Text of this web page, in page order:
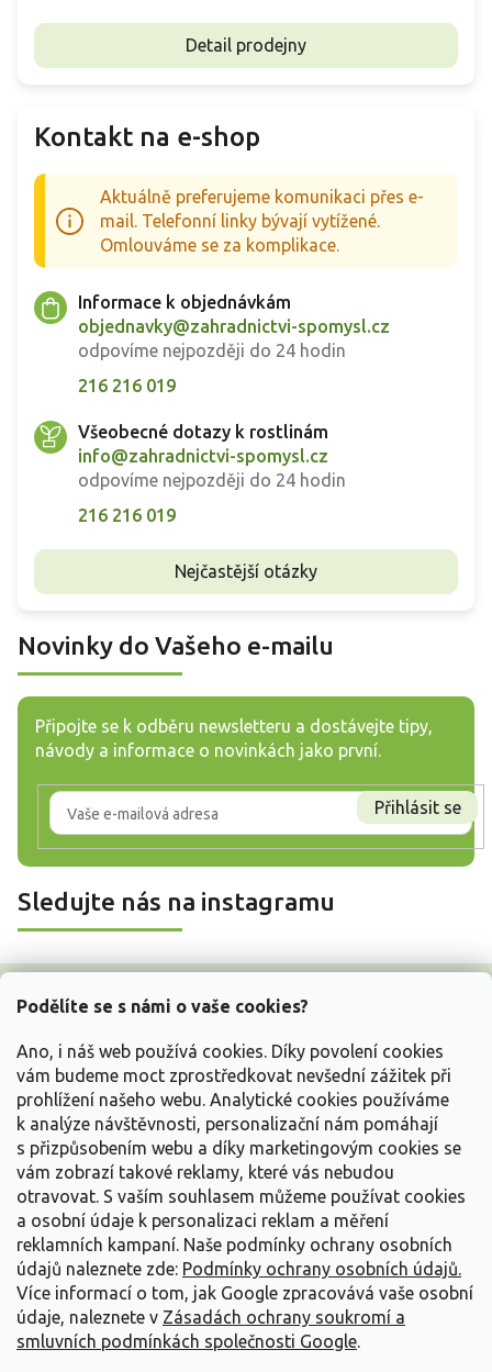
Podělíte se s námi o vaše cookies?
Ano, i náš web používá cookies. Díky povolení cookies
vám budeme moct zprostředkovat nevšední zážitek při
prohlížení našeho webu. Analytické cookies používáme
k analýze návštěvnosti, personalizační nám pomáhají
s přizpůsobením webu a díky marketingovým cookies se
vám zobrazí takové reklamy, které vás nebudou
otravovat. S vaším souhlasem můžeme používat cookies
a osobní údaje k personalizaci reklam a měření
reklamních kampaní. Naše podmínky ochrany osobních
údajů naleznete zde: Podmínky ochrany osobních údajů.
Více informací o tom, jak Google zpracovává vaše osobní
údaje, naleznete v Zásadách ochrany soukromí a
smluvních podmínkách společnosti Google.
Detail prodejny
Kontakt na e-shop
Aktuálně preferujeme komunikaci přes e-
mail. Telefonní linky bývají vytížené.
Omlouváme se za komplikace.
Informace k objednávkám
objednavky@zahradnictvi-spomysl.cz
odpovíme nejpozději do 24 hodin
216 216 019
Všeobecné dotazy k rostlinám
info@zahradnictvi-spomysl.cz
odpovíme nejpozději do 24 hodin
216 216 019
Nejčastější otázky
Novinky do Vašeho e-mailu
Připojte se k odběru newsletteru a dostávejte tipy,
návody a informace o novinkách jako první.
Přihlásit se
Sledujte nás na instagramu
Z
Vše o nákupu
Informace pro Vás
Kontakujte nás